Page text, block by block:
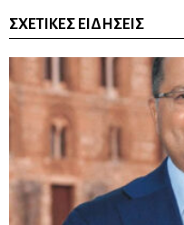
ΣΧΕΤΙΚΈΣ ΕΙΔΉΣΕΙΣ